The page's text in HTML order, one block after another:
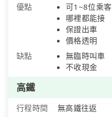
優點
可1~8位乘客
哪裡都能接
保證出車
價格透明
缺點
無臨時叫車
不收現金
高鐵
行程時間
無高鐵往返